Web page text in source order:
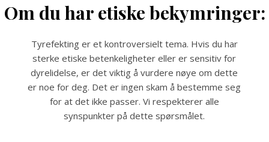
Om du har etiske bekymringer:
Tyrefekting er et kontroversielt tema. Hvis du har
sterke etiske betenkeligheter eller er sensitiv for
dyrelidelse, er det viktig å vurdere nøye om dette
er noe for deg. Det er ingen skam å bestemme seg
for at det ikke passer. Vi respekterer alle
synspunkter på dette spørsmålet.